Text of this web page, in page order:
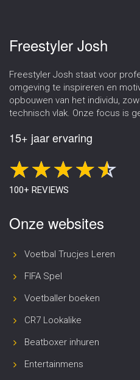
Freestyler Josh
Freestyler Josh staat voor
omgeving te inspireren en
opbouwen van het individu,
technisch vlak. Onze focus is
15+ jaar ervaring
100+ REVIEWS
Onze websites
Voetbal Trucjes Leren
FIFA Spel
Voetballer boeken
CR7 Lookalike
Beatboxer inhuren
Entertainmens